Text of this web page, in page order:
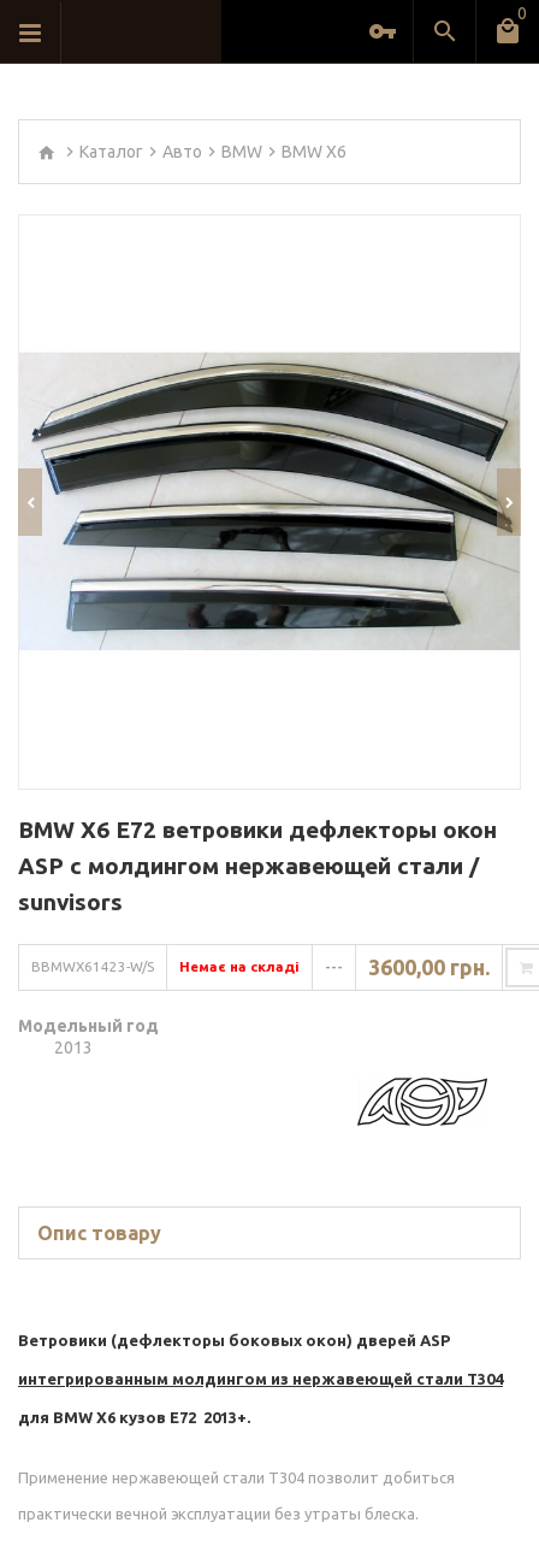
0
Каталог Авто BMW BMW X6
BMW X6 E72 ветровики дефлекторы окон
ASP с молдингом нержавеющей стали /
sunvisors
BBMWX61423-W/S Немає на складі --- 3600,00 грн.
Модельный год
2013
Опис товару
Ветровики (дефлекторы боковых окон) дверей ASP
интегрированным молдингом из нержавеющей стали Т304
для BMW X6 кузов E72 2013+.
Применение нержавеющей стали Т304 позволит добиться
практически вечной эксплуатации без утраты блеска.